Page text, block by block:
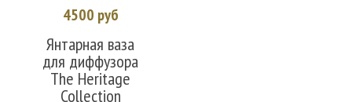
4500 руб
Янтарная ваза
для диффузора
The Heritage
Collection